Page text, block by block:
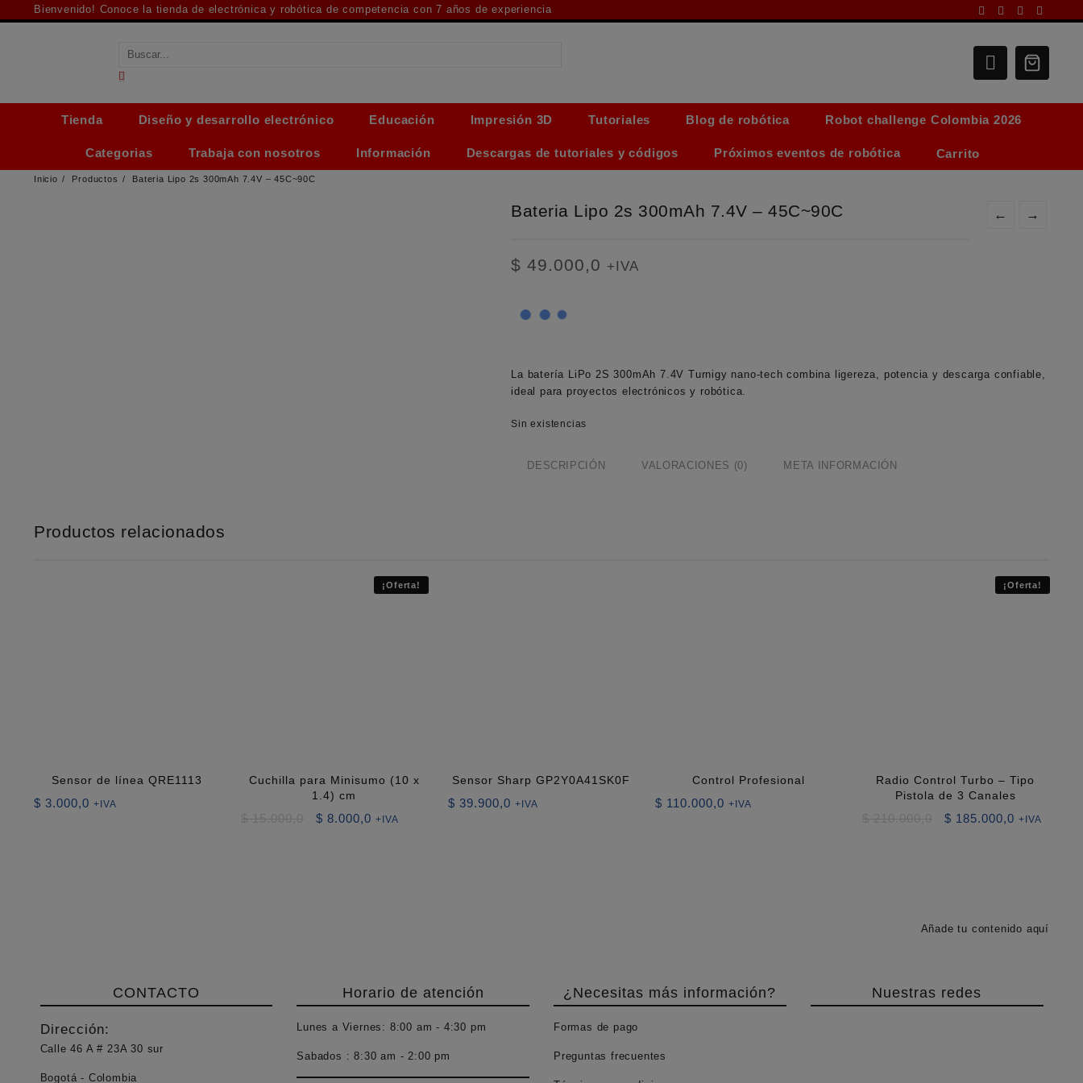
al
Bienvenido! Conoce la tienda de electrónica y robótica de competencia con 7 años de experiencia
Tienda Diseño y desarrollo electrónico Educación Impresión 3D Tutoriales Blog de robótica Robot challenge Colombia 2026
Categorias Trabaja con nosotros Información Descargas de tutoriales y códigos Próximos eventos de robótica Carrito
Inicio Productos Bateria Lipo 2s 300mAh 7.4V – 45C~90C
← →
Bateria Lipo 2s 300mAh 7.4V – 45C~90C
$ 49.000,0 +IVA
La batería LiPo 2S 300mAh 7.4V Turnigy nano-tech combina ligereza, potencia y descarga confiable,
ideal para proyectos electrónicos y robótica.
Sin existencias
DESCRIPCIÓN VALORACIONES (0) META INFORMACIÓN
Productos relacionados
Sensor de línea QRE1113
$ 3.000,0 +IVA
¡Oferta!
Cuchilla para Minisumo (10 x
1.4) cm
El
$ 8.000,0 El
+IVA
Sensor Sharp GP2Y0A41SK0F
$ 39.900,0 +IVA
Control Profesional
$ 110.000,0 +IVA
¡Oferta!
Radio Control Turbo – Tipo
Pistola de 3 Canales
El
$ 185.000,0 El
+IVA
Añade tu contenido aquí
CONTACTO
Dirección:
Calle 46 A # 23A 30 sur
Bogotá - Colombia
Horario de atención
Lunes a Viernes: 8:00 am - 4:30 pm
Sabados :8:30 am - 2:00 pm
¿Necesitas más información?
Formas de pago
Preguntas frecuentes
Nuestras redes